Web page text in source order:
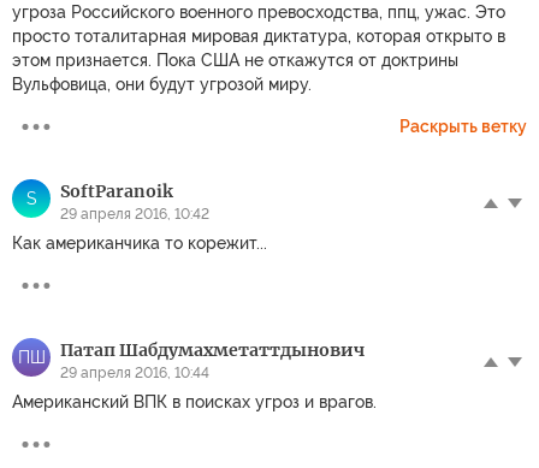
угроза Российского военного превосходства, ппц, ужас. Это
просто тоталитарная мировая диктатура, которая открыто в
этом признается. Пока США не откажутся от доктрины
Вульфовица, они будут угрозой миру.
Раскрыть ветку
S SoftParanoik
29 апреля 2016, 10:42
Как американчика то корежит...
ПШ Патап Шабдумахметаттдынович
29 апреля 2016, 10:44
Американский ВПК в поисках угроз и врагов.